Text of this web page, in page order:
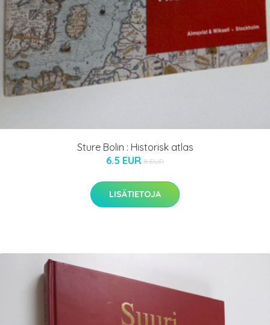
Sture Bolin : Historisk atlas
6.5 EUR 8 EUR
LISÄTIETOJA